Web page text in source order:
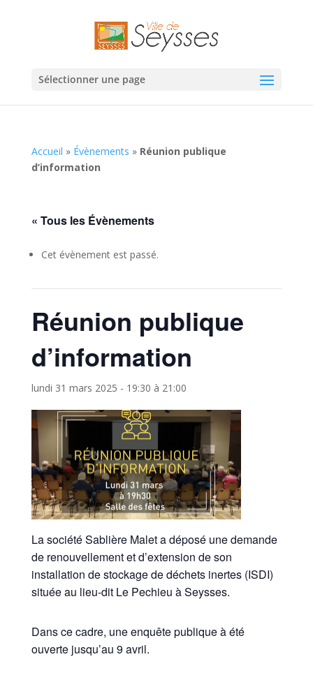
Sélectionner une page
Accueil » Évènements » Réunion publique
d’information
« Tous les Évènements
Cet évènement est passé.
Réunion publique
d’information
lundi 31 mars 2025 - 19:30 à 21:00
La société Sablière Malet a déposé une demande
de renouvellement et d’extension de son
installation de stockage de déchets inertes (ISDI)
située au lieu-dit Le Pechieu à Seysses.
Dans ce cadre, une enquête publique à été
ouverte jusqu’au 9 avril.